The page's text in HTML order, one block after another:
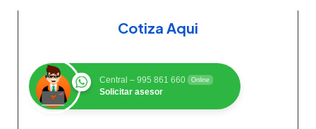
Cotiza Aqui
Central – 995 861 660 Online
Solicitar asesor